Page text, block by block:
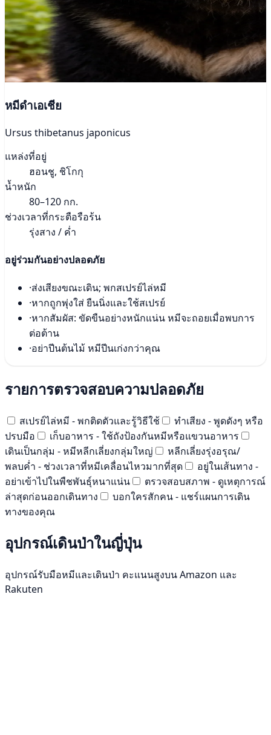
หมีดำเอเชีย
Ursus thibetanus japonicus
แหล่งที่อยู่
ฮอนชู, ชิโกกุ
น้ำหนัก
80–120 กก.
ช่วงเวลาที่กระตือรือร้น
รุ่งสาง / ค่ำ
อยู่ร่วมกันอย่างปลอดภัย
·ส่งเสียงขณะเดิน; พกสเปรย์ไล่หมี
·หากถูกพุ่งใส่ ยืนนิ่งและใช้สเปรย์
·หากสัมผัส: ขัดขืนอย่างหนักแน่น หมีจะถอยเมื่อพบการ
ต่อต้าน
·อย่าปีนต้นไม้ หมีปีนเก่งกว่าคุณ
รายการตรวจสอบความปลอดภัย
สเปรย์ไล่หมี - พกติดตัวและรู้วิธีใช้
ทำเสียง - พูดดังๆ หรือ
ปรบมือ
เก็บอาหาร - ใช้ถังป้องกันหมีหรือแขวนอาหาร
เดินเป็นกลุ่ม - หมีหลีกเลี่ยงกลุ่มใหญ่
หลีกเลี่ยงรุ่งอรุณ/
พลบค่ำ - ช่วงเวลาที่หมีเคลื่อนไหวมากที่สุด
อยู่ในเส้นทาง -
อย่าเข้าไปในพืชพันธุ์หนาแน่น
ตรวจสอบสภาพ - ดูเหตุการณ์
ล่าสุดก่อนออกเดินทาง
บอกใครสักคน - แชร์แผนการเดิน
ทางของคุณ
อุปกรณ์เดินป่าในญี่ปุ่น
อุปกรณ์รับมือหมีและเดินป่า คะแนนสูงบน Amazon และ
Rakuten